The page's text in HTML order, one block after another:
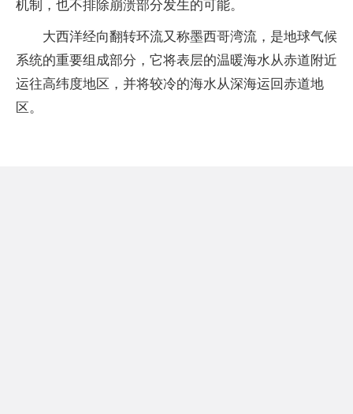
机制，也不排除崩溃部分发生的可能。
大西洋经向翻转环流又称墨西哥湾流，是地球气候
系统的重要组成部分，它将表层的温暖海水从赤道附近
运往高纬度地区，并将较冷的海水从深海运回赤道地
区。